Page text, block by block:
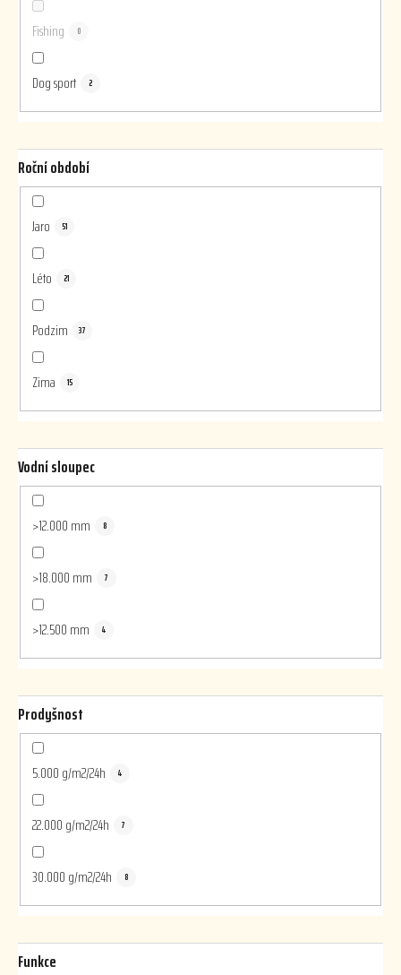
Fishing 0
Dog sport 2
Roční období
Jaro 51
Léto 21
Podzim 37
Zima 15
Vodní sloupec
>12.000 mm 8
>18.000 mm 7
>12.500 mm 4
Prodyšnost
5.000 g/m2/24h 4
22.000 g/m2/24h 7
30.000 g/m2/24h 8
Funkce